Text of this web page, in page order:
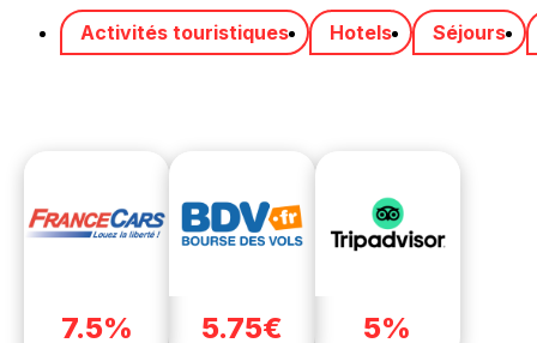
Activités touristiques Hotels Séjours
7.5% 5.75€ 5%